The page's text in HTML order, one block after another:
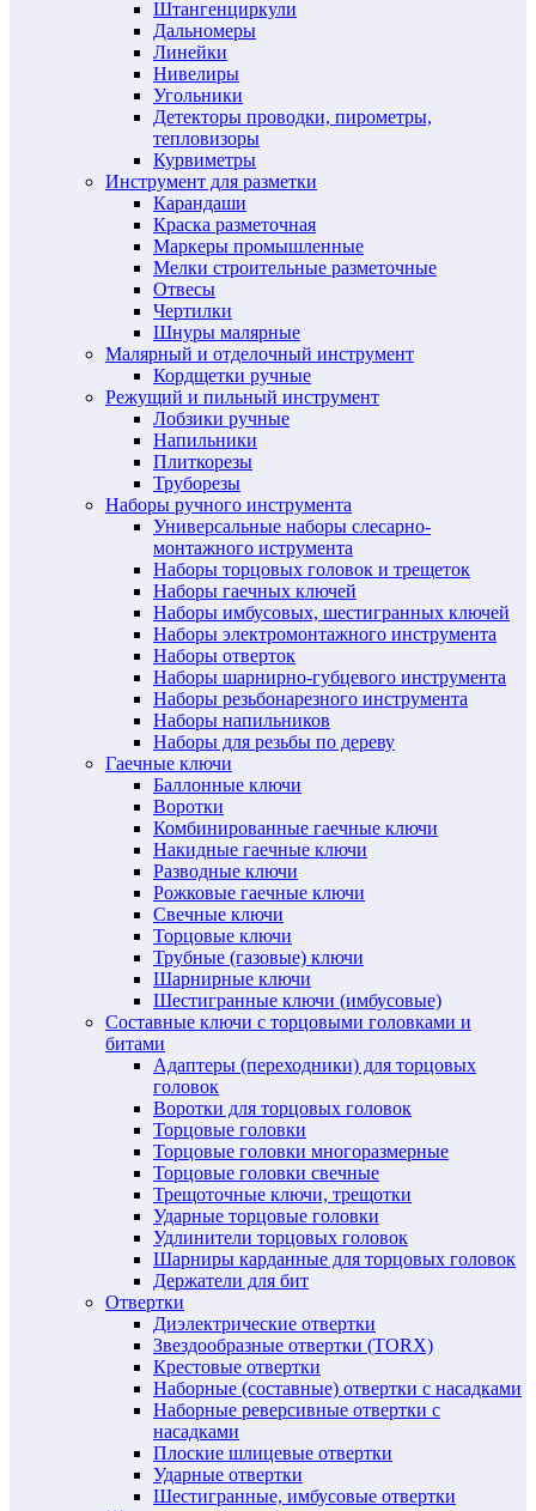
Штангенциркули
Дальномеры
Линейки
Нивелиры
Угольники
Детекторы проводки, пирометры,
тепловизоры
Курвиметры
Инструмент для разметки
Карандаши
Краска разметочная
Маркеры промышленные
Мелки строительные разметочные
Отвесы
Чертилки
Шнуры малярные
Малярный и отделочный инструмент
Кордщетки ручные
Режущий и пильный инструмент
Лобзики ручные
Напильники
Плиткорезы
Труборезы
Наборы ручного инструмента
Универсальные наборы слесарно-
монтажного иструмента
Наборы торцовых головок и трещеток
Наборы гаечных ключей
Наборы имбусовых, шестигранных ключей
Наборы электромонтажного инструмента
Наборы отверток
Наборы шарнирно-губцевого инструмента
Наборы резьбонарезного инструмента
Наборы напильников
Наборы для резьбы по дереву
Гаечные ключи
Баллонные ключи
Воротки
Комбинированные гаечные ключи
Накидные гаечные ключи
Разводные ключи
Рожковые гаечные ключи
Свечные ключи
Торцовые ключи
Трубные (газовые) ключи
Шарнирные ключи
Шестигранные ключи (имбусовые)
Составные ключи с торцовыми головками и
битами
Адаптеры (переходники) для торцовых
головок
Воротки для торцовых головок
Торцовые головки
Торцовые головки многоразмерные
Торцовые головки свечные
Трещоточные ключи, трещотки
Ударные торцовые головки
Удлинители торцовых головок
Шарниры карданные для торцовых головок
Держатели для бит
Отвертки
Диэлектрические отвертки
Звездообразные отвертки (TORX)
Крестовые отвертки
Наборные (составные) отвертки с насадками
Наборные реверсивные отвертки с
насадками
Плоские шлицевые отвертки
Ударные отвертки
Шестигранные, имбусовые отвертки